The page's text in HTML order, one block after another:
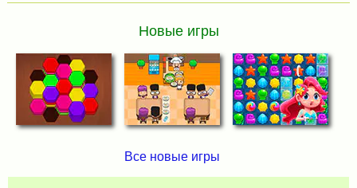
Новые игры
Все новые игры